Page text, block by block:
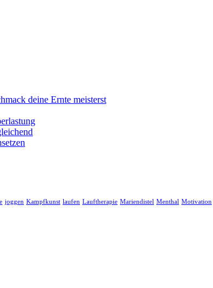
deine Ernte meisterst
joggen Kampfkunst laufen Lauftherapie Mariendistel Menthal Motivation